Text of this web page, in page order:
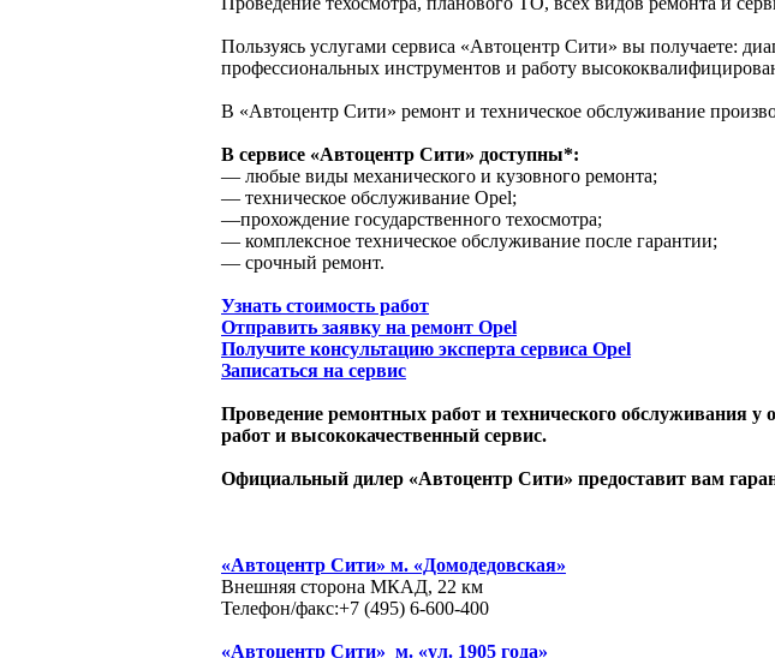
Пользуясь услугами сервиса «Автоцентр Сити» вы получаете:
профессиональных инструментов и работу
В «Автоцентр Сити» ремонт и техническое обслуживание
В сервисе «Автоцентр Сити» доступны*:
— любые виды механического и кузовного ремонта;
— техническое обслуживание Opel;
—прохождение государственного техосмотра;
— комплексное техническое обслуживание после гарантии;
— срочный ремонт.
Узнать стоимость работ
Отправить заявку на ремонт Opel
Получите консультацию эксперта сервиса Opel
Записаться на сервис
Проведение ремонтных работ и технического обслуживания у
работ и высококачественный сервис.
Официальный дилер «Автоцентр Сити» предоставит вам
«Автоцентр Сити» м. «Домодедовская»
Внешняя сторона МКАД, 22 км
Телефон/факс:+7 (495) 6-600-400
«Автоцентр Сити» м. «ул. 1905 года»